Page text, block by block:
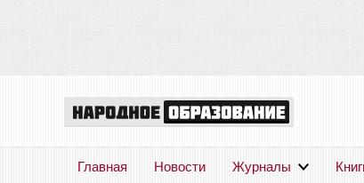
Главная Новости Журналы